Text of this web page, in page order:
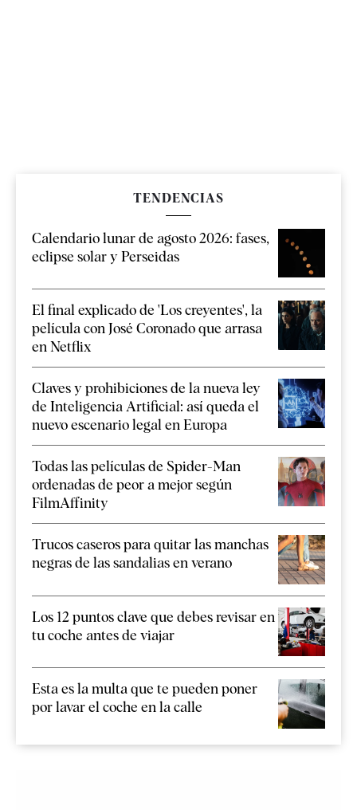
TENDENCIAS
Calendario lunar de agosto 2026: fases,
eclipse solar y Perseidas
El final explicado de 'Los creyentes', la
película con José Coronado que arrasa
en Netflix
Claves y prohibiciones de la nueva ley
de Inteligencia Artificial: así queda el
nuevo escenario legal en Europa
Todas las películas de Spider-Man
ordenadas de peor a mejor según
FilmAffinity
Trucos caseros para quitar las manchas
negras de las sandalias en verano
Los 12 puntos clave que debes revisar en
tu coche antes de viajar
Esta es la multa que te pueden poner
por lavar el coche en la calle